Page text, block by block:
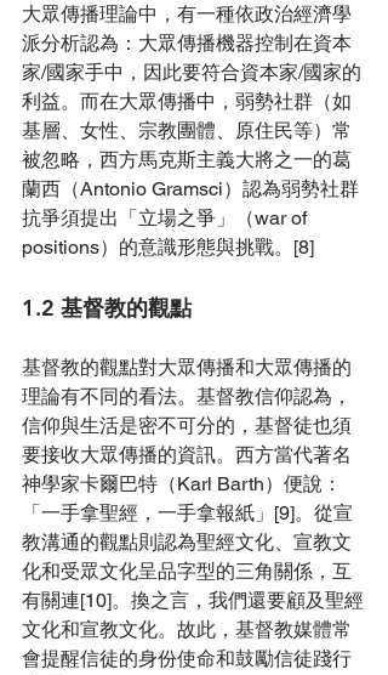
大眾傳播理論中，有一種依政治經濟學
派分析認為：大眾傳播機器控制在資本
家/國家手中，因此要符合資本家/國家的
利益。而在大眾傳播中，弱勢社群（如
基層、女性、宗教團體、原住民等）常
被忽略，西方馬克斯主義大將之一的葛
蘭西（Antonio Gramsci）認為弱勢社群
抗爭須提出「立場之爭」（war of
positions）的意識形態與挑戰。[8]
1.2 基督教的觀點
基督教的觀點對大眾傳播和大眾傳播的
理論有不同的看法。基督教信仰認為，
信仰與生活是密不可分的，基督徒也須
要接收大眾傳播的資訊。西方當代著名
神學家卡爾巴特 （Karl Barth）便說：
「一手拿聖經，一手拿報紙」[9]。從宣
教溝通的觀點則認為聖經文化、宣教文
化和受眾文化呈品字型的三角關係，互
有關連[10]。換之言 ，我們還要顧及聖經
文化和宣教文化。故此，基督教媒體常
會提醒信徒的身份使命和鼓勵信徒踐行